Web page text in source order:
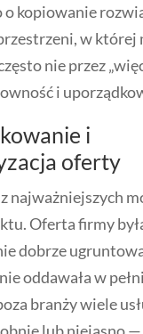
o kopiowanie
w której
nie przez
i
i
oferty
z najważniejszych
Oferta firmy
dobrze
oddawała w
branży wiele